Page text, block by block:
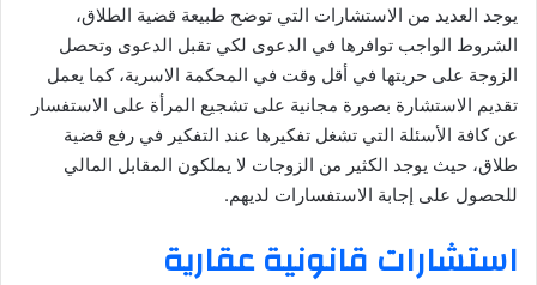
يوجد العديد من الاستشارات التي توضح طبيعة قضية الطلاق،
الشروط الواجب توافرها في الدعوى لكي تقبل الدعوى وتحصل
الزوجة على حريتها في أقل وقت في المحكمة الاسرية، كما يعمل
تقديم الاستشارة بصورة مجانية على تشجيع المرأة على الاستفسار
عن كافة الأسئلة التي تشغل تفكيرها عند التفكير في رفع قضية
طلاق، حيث يوجد الكثير من الزوجات لا يملكون المقابل المالي
للحصول على إجابة الاستفسارات لديهم.
استشارات قانونية عقارية